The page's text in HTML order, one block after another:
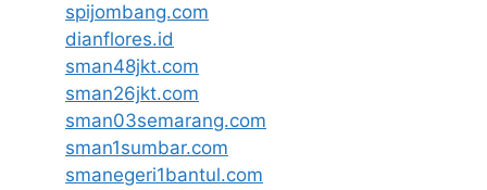
spijombang.com
dianflores.id
sman48jkt.com
sman26jkt.com
sman03semarang.com
sman1sumbar.com
smanegeri1bantul.com